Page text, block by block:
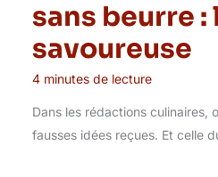
sans beurre
savoureuse
4 minutes de lecture
Dans les rédactions culinaires,
fausses idées reçues. Et celle